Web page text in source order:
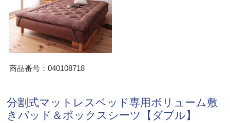
商品番号：040108718
分割式マットレスベッド専用ボリューム敷
きパッド＆ボックスシーツ【ダブル】